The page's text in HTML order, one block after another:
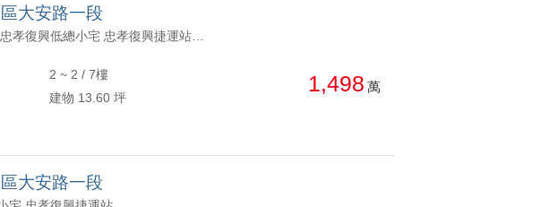
大安路一段
2 ~ 2 / 7樓
建物 13.60 坪
1,498 萬
大安路一段